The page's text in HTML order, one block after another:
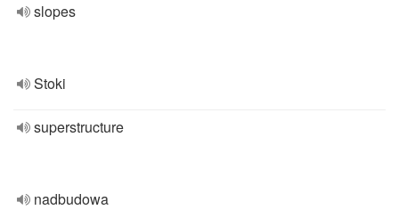
slopes
Stoki
superstructure
nadbudowa